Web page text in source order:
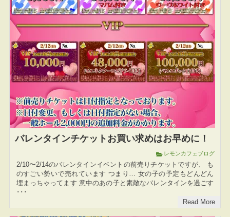
バレンタインチケットお買い求めはお早めに！
レモンカフェブログ
2/10〜2/14のバレンタインイベントの前売りチケットですが、 も
のすごい勢いで売れています つまり… 女の子の予定もどんどん
埋まっちゃってます 意中のあの子と素敵なバレンタインを過ごす
･･･
Read More